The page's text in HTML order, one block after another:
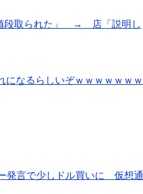
値段取られた」 → 店「説明し
になるらしいぞｗｗｗｗｗｗｗ
発言で少しドル買いに 仮想通